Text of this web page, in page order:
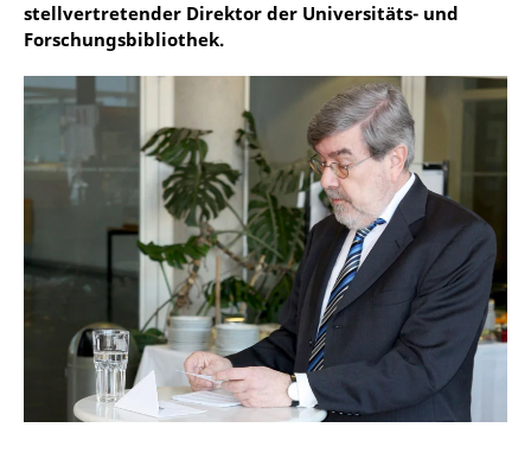
stellvertretender Direktor der Universitäts- und
Forschungsbibliothek.